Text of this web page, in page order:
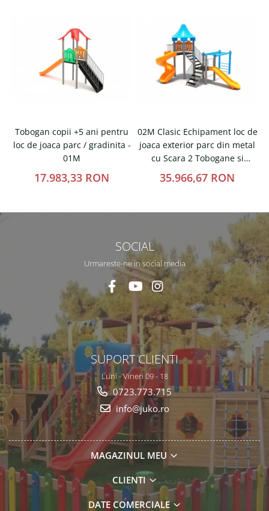
Tobogan copii +5 ani pentru
loc de joaca parc / gradinita -
01M
17.983,33 RON
02M Clasic Echipament loc de
joaca exterior parc din metal
cu Scara 2 Tobogane si
35.966,67 RON
SOCIAL
Urmareste-ne in social media
SUPORT CLIENTI
Luni - Vineri 09 - 18
0723.773.715
info@juko.ro
MAGAZINUL MEU
CLIENTI
DATE COMERCIALE